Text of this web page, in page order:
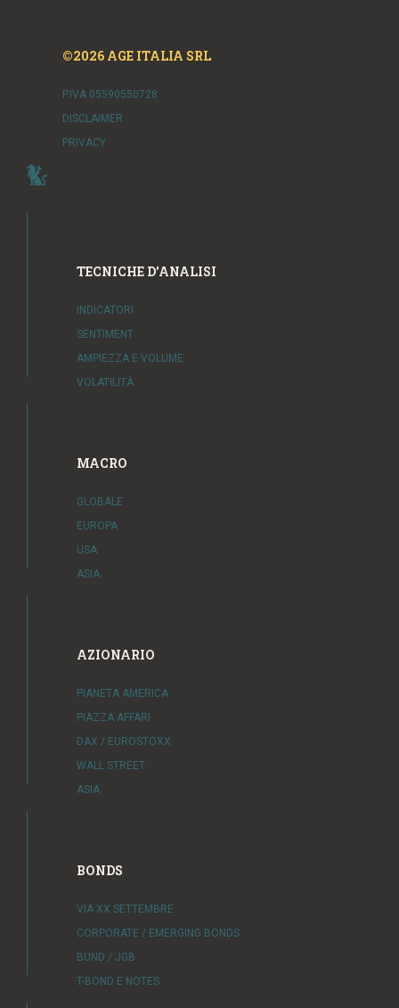
©2026 AGE ITALIA SRL
P.IVA 05590550728
DISCLAIMER
PRIVACY
TECNICHE D'ANALISI
INDICATORI
SENTIMENT
AMPIEZZA E VOLUME
VOLATILITÀ
MACRO
GLOBALE
EUROPA
USA
ASIA
AZIONARIO
PIANETA AMERICA
PIAZZA AFFARI
DAX / EUROSTOXX
WALL STREET
ASIA
BONDS
VIA XX SETTEMBRE
CORPORATE / EMERGING BONDS
BUND / JGB
T-BOND E NOTES